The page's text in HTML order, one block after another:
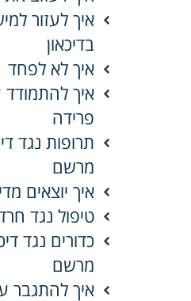
איך לעזור
בדיכאון
איך לא לפחד
איך
פרידה
תרופות נגד
מרשם
איך יוצאים
טיפול נגד
כדורים נגד
מרשם
איך להתגבר